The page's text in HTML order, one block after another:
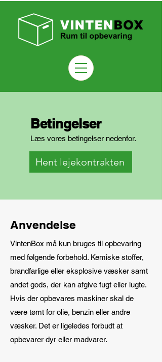
Betingelser
Læs vores betingelser nedenfor.
Hent lejekontrakten
Anvendelse
VintenBox må kun bruges til opbevaring
med følgende forbehold. Kemiske stoffer,
brandfarlige eller eksplosive væsker samt
andet gods, der kan afgive fugt eller lugte.
Hvis der opbevares maskiner skal de
være tømt for olie, benzin eller andre
væsker. Det er ligeledes forbudt at
opbevarer dyr eller madvarer.